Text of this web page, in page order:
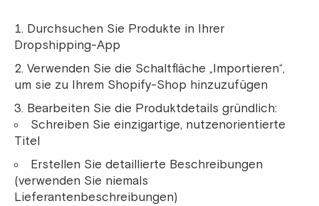
Durchsuchen Sie Produkte in Ihrer
Dropshipping-App
Verwenden Sie die Schaltfläche „Importieren“,
um sie zu Ihrem Shopify-Shop hinzuzufügen
Bearbeiten Sie die Produktdetails gründlich:
Schreiben Sie einzigartige, nutzenorientierte
Titel
Erstellen Sie detaillierte Beschreibungen
(verwenden Sie niemals
Lieferantenbeschreibungen)